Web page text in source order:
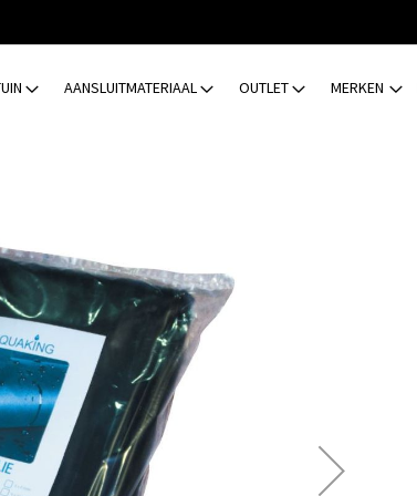
AANSLUITMATERIAAL OUTLET MERKEN